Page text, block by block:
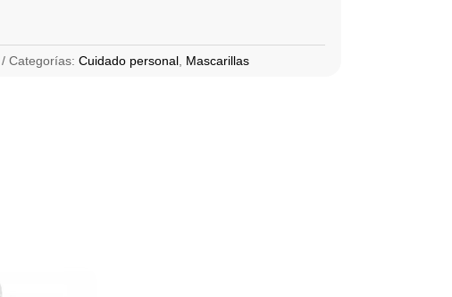
Categorías: Cuidado personal, Mascarillas